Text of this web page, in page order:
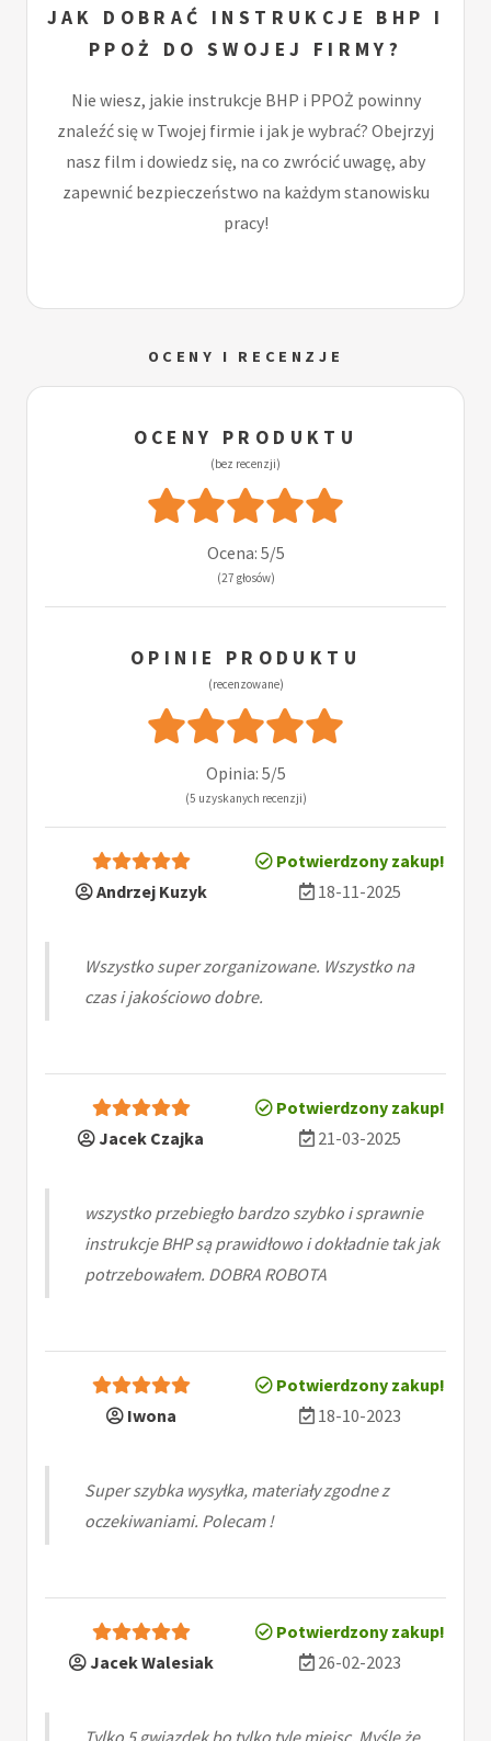
JAK DOBRAĆ INSTRUKCJE BHP I
PPOŻ DO SWOJEJ FIRMY?
Nie wiesz, jakie instrukcje BHP i PPOŻ powinny
znaleźć się w Twojej firmie i jak je wybrać? Obejrzyj
nasz film i dowiedz się, na co zwrócić uwagę, aby
zapewnić bezpieczeństwo na każdym stanowisku
pracy!
OCENY I RECENZJE
OCENY PRODUKTU
(bez recenzji)
Ocena: 5/5
(27 głosów)
OPINIE PRODUKTU
(recenzowane)
Opinia: 5/5
(5 uzyskanych recenzji)
Potwierdzony zakup!
Andrzej Kuzyk
18-11-2025
Wszystko super zorganizowane. Wszystko na
czas i jakościowo dobre.
Potwierdzony zakup!
Jacek Czajka
21-03-2025
wszystko przebiegło bardzo szybko i sprawnie
instrukcje BHP są prawidłowo i dokładnie tak jak
potrzebowałem. DOBRA ROBOTA
Potwierdzony zakup!
Iwona
18-10-2023
Super szybka wysyłka, materiały zgodne z
oczekiwaniami. Polecam !
Potwierdzony zakup!
Jacek Walesiak
26-02-2023
Tylko 5 gwiazdek bo tylko tyle miejsc. Myślę że